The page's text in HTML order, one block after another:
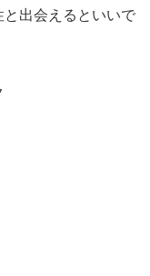
出会えるといいで